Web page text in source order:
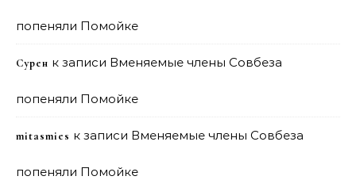
попеняли Помойке
Сурен к записи Вменяемые члены Совбеза
попеняли Помойке
mitasmies к записи Вменяемые члены Совбеза
попеняли Помойке